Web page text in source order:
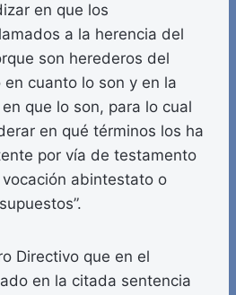
en que los
a la herencia del
son herederos del
cuanto lo son y en la
que lo son, para lo cual
en qué términos los ha
por vía de testamento
abintestato o
Directivo que en el
en la citada sentencia